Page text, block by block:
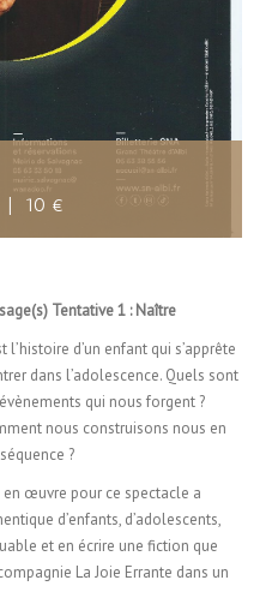
| 10 €
Tentative 1 : Naître
l’histoire d’un enfant qui s’apprête
dans l’adolescence. Quels sont
qui nous forgent ?
nous construisons nous en
?
œuvre pour ce spectacle a
d’enfants, d’adolescents,
et en écrire une fiction que
La Joie Errante dans un